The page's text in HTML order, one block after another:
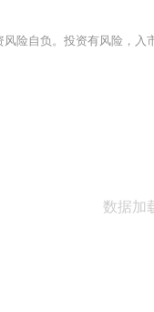
险自负。投资有风险，入
数据加